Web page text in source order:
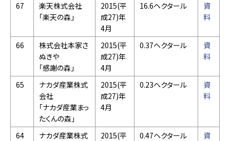
67
楽天株式会社
「楽天の森」
2015(平
成27)年
4月
16.6ヘクタール
資
料
66
株式会社本家さ
ぬきや
「感謝の森」
2015(平
成27)年
4月
0.37ヘクタール
資
料
65
ナカダ産業株式
会社
「ナカダ産業まっ
たくんの森」
2015(平
成27)年
4月
0.23ヘクタール
資
料
64
ナカダ産業株式
2015(平
0.47ヘクタール
資